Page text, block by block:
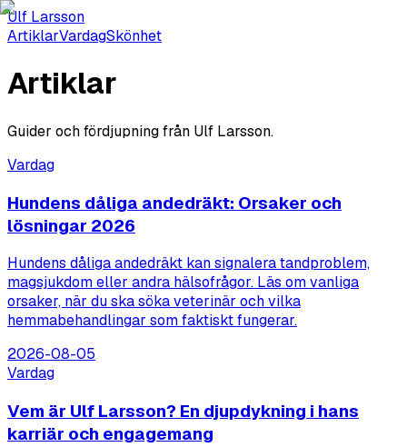
Ulf Larsson
ArtiklarVardagSkönhet
Artiklar
Guider och fördjupning från Ulf Larsson.
Vardag
Hundens dåliga andedräkt: Orsaker och
lösningar 2026
Hundens dåliga andedräkt kan signalera tandproblem,
magsjukdom eller andra hälsofrågor. Läs om vanliga
orsaker, när du ska söka veterinär och vilka
hemmabehandlingar som faktiskt fungerar.
2026-08-05
Vardag
Vem är Ulf Larsson? En djupdykning i hans
karriär och engagemang